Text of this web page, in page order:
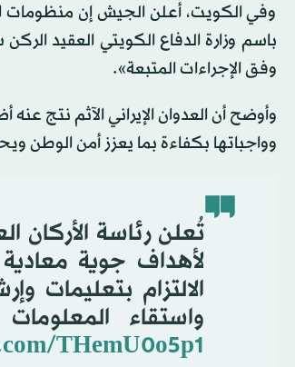
وفي الكويت، أعلن الجيش إن منظومات
وفق الإجراءات المتبعة».
وأوضح أن العدوان الإيراني الآثم نتج
وواجباتها بكفاءة بما يعزز أمن الوطن
تُعلن رئاسة الأركان
لأهداف جوية معادية
الالتزام بتعليمات
واستقاء
THemU0o5p1